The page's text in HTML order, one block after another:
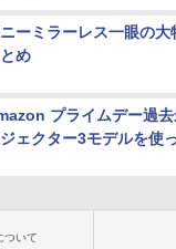
ーミラーレス一眼の
め
プライムデー過
ェクター3モデルを使
ついて